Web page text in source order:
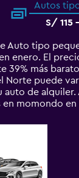
Autos
S/ 115
Auto tipo
enero. El
39% más
Norte puede
de
momondo en